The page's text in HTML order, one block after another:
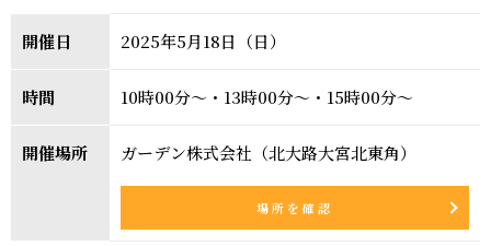
開催日 2025年5月18日（日）
時間 10時00分～・13時00分～・15時00分～
開催場所 ガーデン株式会社（北大路大宮北東角）
場所を確認